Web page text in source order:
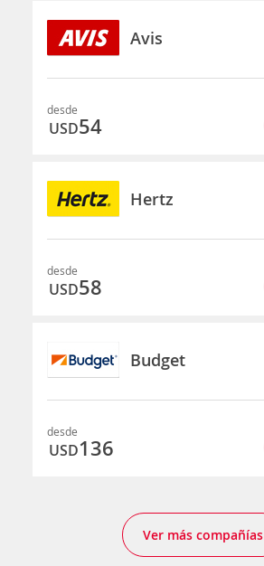
Avis
desde
USD54
Hertz
desde
USD58
Budget
desde
USD136
Ver más compañías